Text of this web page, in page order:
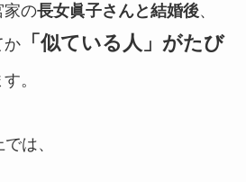
家の長女眞子さんと結婚後、
か「似ている人」がたび
。
は、